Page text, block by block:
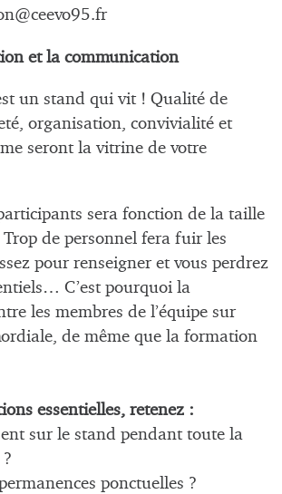
et la communication
un stand qui vit ! Qualité de
organisation, convivialité et
seront la vitrine de votre
sera fonction de la taille
de personnel fera fuir les
pour renseigner et vous perdrez
C’est pourquoi la
les membres de l’équipe sur
de même que la formation
essentielles, retenez :
sur le stand pendant toute la
ponctuelles ?